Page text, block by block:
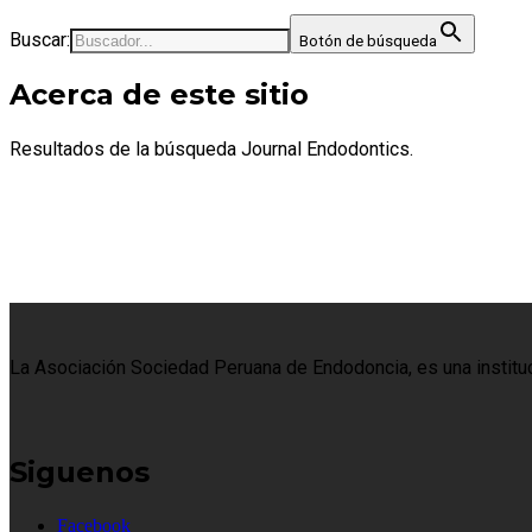
Buscar: Botón de búsqueda
Acerca de este sitio
Resultados de la búsqueda Journal Endodontics.
La Asociación Sociedad Peruana de Endodoncia, es una
Siguenos
Facebook